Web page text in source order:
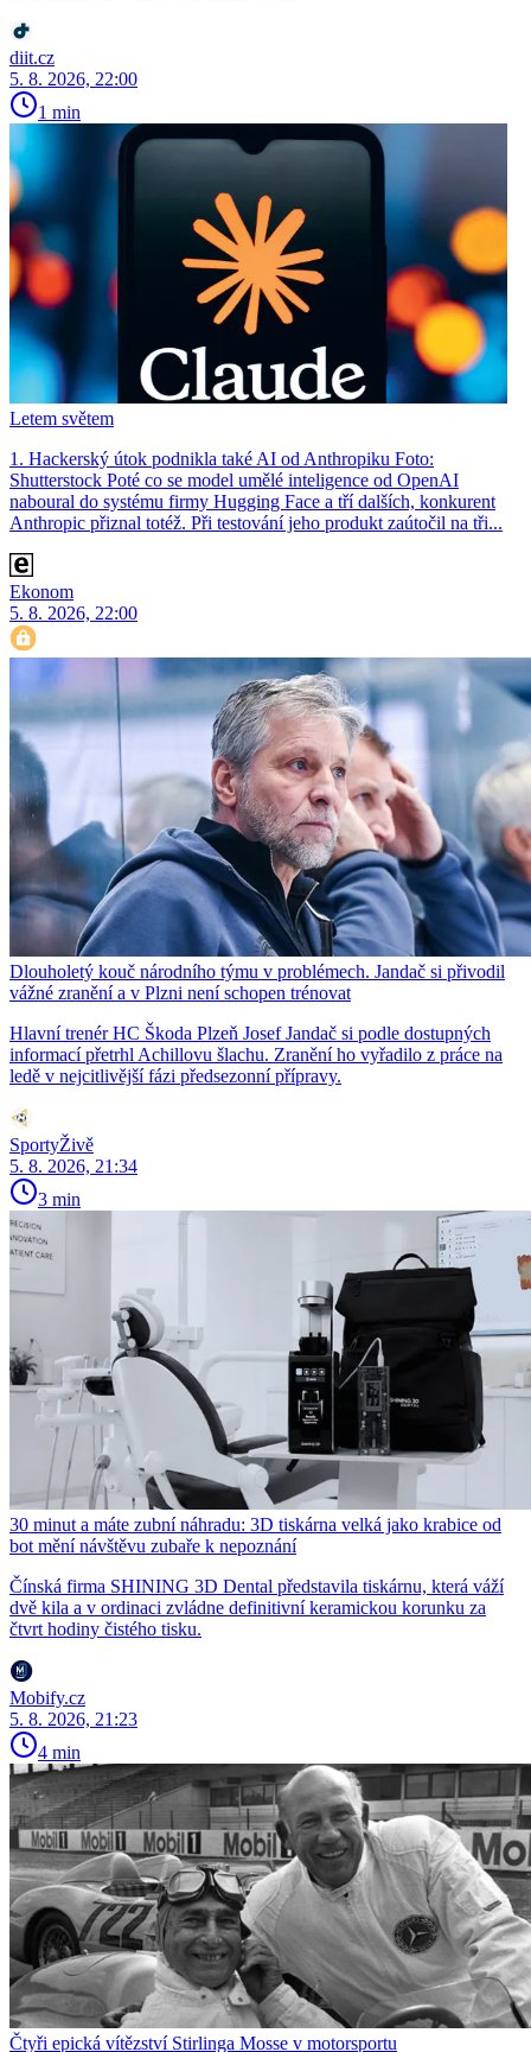
diit.cz
5. 8. 2026, 22:00
1 min
Letem světem
1. Hackerský útok podnikla také AI od Anthropiku Foto:
Shutterstock Poté co se model umělé inteligence od OpenAI
naboural do systému firmy Hugging Face a tří dalších, konkurent
Anthro­pic přiznal totéž. Při testování jeho produkt zaútočil na tři...
Ekonom
5. 8. 2026, 22:00
Dlouholetý kouč národního týmu v problémech. Jandač si přivodil
vážné zranění a v Plzni není schopen trénovat
Hlavní trenér HC Škoda Plzeň Josef Jandač si podle dostupných
informací přetrhl Achillovu šlachu. Zranění ho vyřadilo z práce na
ledě v nejcitlivější fázi předsezonní přípravy.
SportyŽivě
5. 8. 2026, 21:34
3 min
30 minut a máte zubní náhradu: 3D tiskárna velká jako krabice od
bot mění návštěvu zubaře k nepoznání
Čínská firma SHINING 3D Dental představila tiskárnu, která váží
dvě kila a v ordinaci zvládne definitivní keramickou korunku za
čtvrt hodiny čistého tisku.
Mobify.cz
5. 8. 2026, 21:23
4 min
Čtyři epická vítězství Stirlinga Mosse v motorsportu